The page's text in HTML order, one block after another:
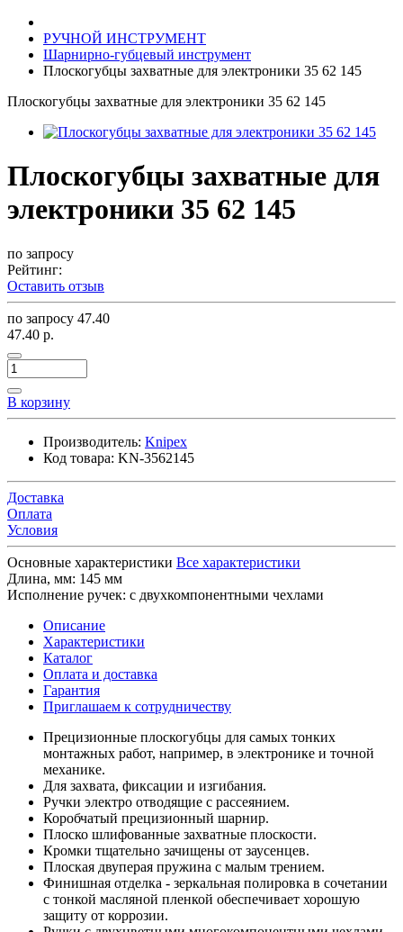
РУЧНОЙ ИНСТРУМЕНТ
Шарнирно-губцевый инструмент
Плоскогубцы захватные для электроники 35 62 145
Плоскогубцы захватные для электроники 35 62 145
Плоскогубцы захватные для
электроники 35 62 145
по запросу
Рейтинг:
Оставить отзыв
по запросу 47.40
47.40 р.
В корзину
Производитель: Knipex
Код товара: KN-3562145
Доставка
Оплата
Условия
Основные характеристики Все характеристики
Длина, мм: 145 мм
Исполнение ручек: с двухкомпонентными чехлами
Описание
Характеристики
Каталог
Оплата и доставка
Гарантия
Приглашаем к сотрудничеству
Прецизионные плоскогубцы для самых тонких
монтажных работ, например, в электронике и точной
механике.
Для захвата, фиксации и изгибания.
Ручки электро отводящие с рассеянием.
Коробчатый прецизионный шарнир.
Плоско шлифованные захватные плоскости.
Кромки тщательно зачищены от заусенцев.
Плоская двуперая пружина с малым трением.
Финишная отделка - зеркальная полировка в сочетании
с тонкой масляной пленкой обеспечивает хорошую
защиту от коррозии.